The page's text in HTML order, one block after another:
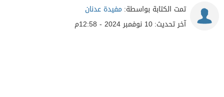
تمت الكتابة بواسطة: مفيدة عدنان
آخر تحديث:10 نوفمبر 2024 - 12:58م